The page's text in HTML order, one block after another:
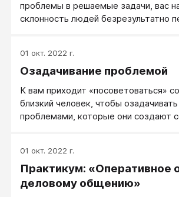
проблемы в решаемые задачи, вас
склонность людей безрезультатно
ими вопросов.
01 окт. 2022 г.
Озадачивание проблемой
К вам приходит «посоветоваться»
близкий человек, чтобы
проблемами, которые они создают
Ценят!», однако едва ли этот визит к
признание вашей мудрости. Причина
прозаична: люди думать не
01 окт. 2022 г.
Практикум: «Оперативное
деловому общению»